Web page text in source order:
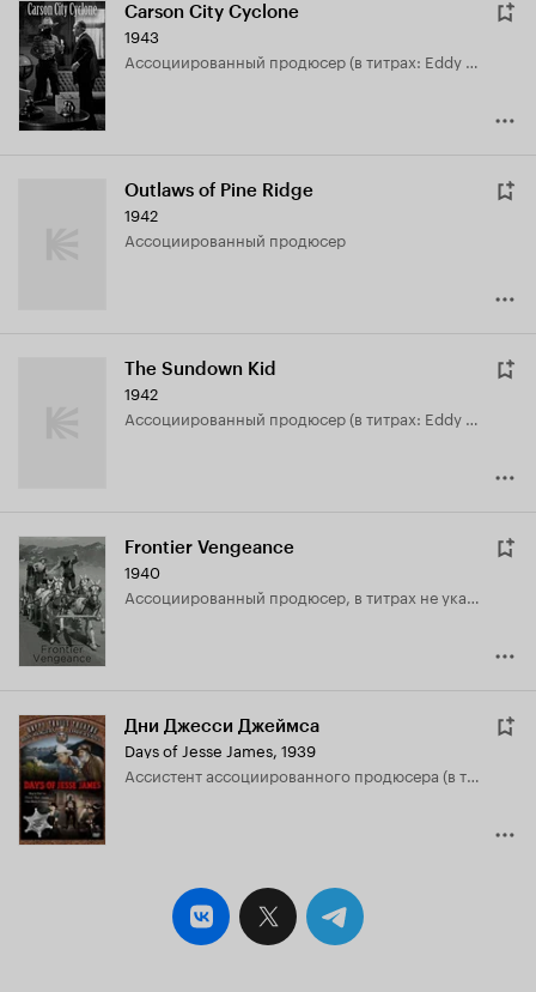
Carson City Cyclone
1943
ассоциированный продюсер (в титрах: Eddy White)
Outlaws of Pine Ridge
1942
ассоциированный продюсер
The Sundown Kid
1942
ассоциированный продюсер (в титрах: Eddy White)
Frontier Vengeance
1940
ассоциированный продюсер, в титрах не указан
Дни Джесси Джеймса
Days of Jesse James, 1939
ассистент ассоциированного продюсера (в титрах не указан)